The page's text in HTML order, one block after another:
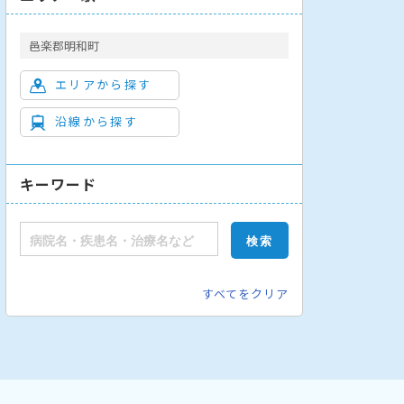
邑楽郡明和町
エリアから探す
沿線から探す
キーワード
すべてをクリア